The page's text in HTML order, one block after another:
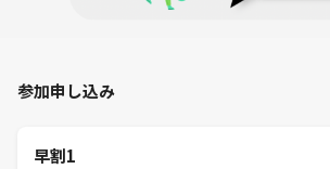
参加申し込み
早割1